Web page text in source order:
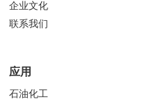
企业文化
联系我们
应用
石油化工